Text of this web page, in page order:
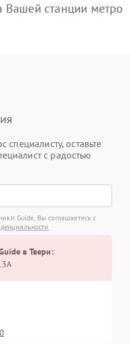
станции метро
специалисту, оставьте
с радостью
Guide, Вы соглашаетесь с
в Твери: